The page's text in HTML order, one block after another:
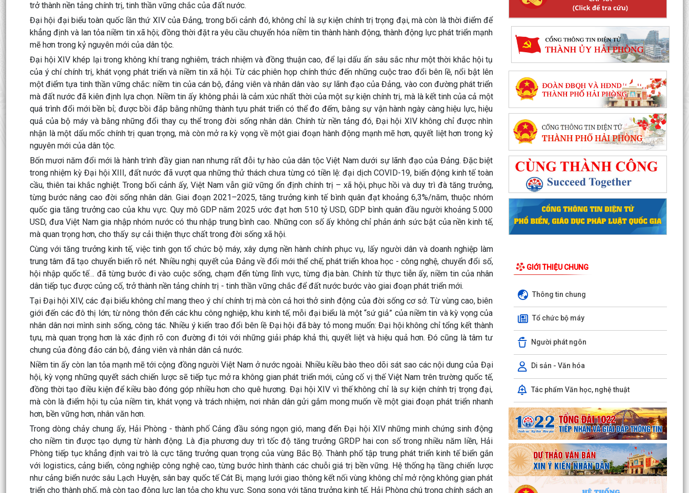
trở thành nền tảng chính trị, tinh thần vững chắc của đất nước.
Đại hội đại biểu toàn quốc lần thứ XIV của Đảng, trong bối cảnh đó, không chỉ là sự kiện chính trị trọng đại, mà còn là thời điểm để
khẳng định và lan tỏa niềm tin xã hội; đồng thời đặt ra yêu cầu chuyển hóa niềm tin thành hành động, thành động lực phát triển mạnh
mẽ hơn trong kỷ nguyên mới của dân tộc.
Đại hội XIV khép lại trong không khí trang nghiêm, trách nhiệm và đồng thuận cao, để lại dấu ấn sâu sắc như một thời khắc hội tụ
của ý chí chính trị, khát vọng phát triển và niềm tin xã hội. Từ các phiên họp chính thức đến những cuộc trao đổi bên lề, nổi bật lên
một điểm tựa tinh thần vững chắc: niềm tin của cán bộ, đảng viên và nhân dân vào sự lãnh đạo của Đảng, vào con đường phát triển
mà đất nước đã kiên định lựa chọn. Niềm tin ấy không phải là cảm xúc nhất thời của một sự kiện chính trị, mà là kết tinh của cả một
quá trình đổi mới bền bỉ; được bồi đắp bằng những thành tựu phát triển có thể đo đếm, bằng sự vận hành ngày càng hiệu lực, hiệu
quả của bộ máy và bằng những đổi thay cụ thể trong đời sống nhân dân. Chính từ nền tảng đó, Đại hội XIV không chỉ được nhìn
nhận là một dấu mốc chính trị quan trọng, mà còn mở ra kỳ vọng về một giai đoạn hành động mạnh mẽ hơn, quyết liệt hơn trong kỷ
nguyên mới của dân tộc.
Bốn mươi năm đổi mới là hành trình đầy gian nan nhưng rất đỗi tự hào của dân tộc Việt Nam dưới sự lãnh đạo của Đảng. Đặc biệt
trong nhiệm kỳ Đại hội XIII, đất nước đã vượt qua những thử thách chưa từng có tiền lệ: đại dịch COVID-19, biến động kinh tế toàn
cầu, thiên tai khắc nghiệt. Trong bối cảnh ấy, Việt Nam vẫn giữ vững ổn định chính trị – xã hội, phục hồi và duy trì đà tăng trưởng,
từng bước nâng cao đời sống nhân dân. Giai đoạn 2021–2025, tăng trưởng kinh tế bình quân đạt khoảng 6,3%/năm, thuộc nhóm
quốc gia tăng trưởng cao của khu vực. Quy mô GDP năm 2025 ước đạt hơn 510 tỷ USD, GDP bình quân đầu người khoảng 5.000
USD, đưa Việt Nam gia nhập nhóm nước có thu nhập trung bình cao. Những con số ấy không chỉ phản ánh sức bật của nền kinh tế,
mà quan trọng hơn, cho thấy sự cải thiện thực chất trong đời sống xã hội.
Cùng với tăng trưởng kinh tế, việc tinh gọn tổ chức bộ máy, xây dựng nền hành chính phục vụ, lấy người dân và doanh nghiệp làm
trung tâm đã tạo chuyển biến rõ nét. Nhiều nghị quyết của Đảng về đổi mới thể chế, phát triển khoa học - công nghệ, chuyển đổi số,
hội nhập quốc tế… đã từng bước đi vào cuộc sống, chạm đến từng lĩnh vực, từng địa bàn. Chính từ thực tiễn ấy, niềm tin của nhân
dân tiếp tục được củng cố, trở thành nền tảng chính trị - tinh thần vững chắc để đất nước bước vào giai đoạn phát triển mới.
Tại Đại hội XIV, các đại biểu không chỉ mang theo ý chí chính trị mà còn cả hơi thở sinh động của đời sống cơ sở. Từ vùng cao, biên
giới đến các đô thị lớn; từ nông thôn đến các khu công nghiệp, khu kinh tế, mỗi đại biểu là một “sứ giả” của niềm tin và kỳ vọng của
nhân dân nơi mình sinh sống, công tác. Nhiều ý kiến trao đổi bên lề Đại hội đã bày tỏ mong muốn: Đại hội không chỉ tổng kết thành
tựu, mà quan trọng hơn là xác định rõ con đường đi tới với những giải pháp khả thi, quyết liệt và hiệu quả hơn. Đó cũng là tâm tư
chung của đông đảo cán bộ, đảng viên và nhân dân cả nước.
Niềm tin ấy còn lan tỏa mạnh mẽ tới cộng đồng người Việt Nam ở nước ngoài. Nhiều kiều bào theo dõi sát sao các nội dung của Đại
hội, kỳ vọng những quyết sách chiến lược sẽ tiếp tục mở ra không gian phát triển mới, củng cố vị thế Việt Nam trên trường quốc tế,
đồng thời tạo điều kiện để kiều bào đóng góp nhiều hơn cho quê hương. Đại hội XIV vì thế không chỉ là sự kiện chính trị trọng đại,
mà còn là điểm hội tụ của niềm tin, khát vọng và trách nhiệm, nơi nhân dân gửi gắm mong muốn về một giai đoạn phát triển nhanh
hơn, bền vững hơn, nhân văn hơn.
Trong dòng chảy chung ấy, Hải Phòng - thành phố Cảng đầu sóng ngọn gió, mang đến Đại hội XIV những minh chứng sinh động
cho niềm tin được tạo dựng từ hành động. Là địa phương duy trì tốc độ tăng trưởng GRDP hai con số trong nhiều năm liền, Hải
Phòng tiếp tục khẳng định vai trò là cực tăng trưởng quan trọng của vùng Bắc Bộ. Thành phố tập trung phát triển kinh tế biển gắn
với logistics, cảng biển, công nghiệp công nghệ cao, từng bước hình thành các chuỗi giá trị bền vững. Hệ thống hạ tầng chiến lược
như cảng biển nước sâu Lạch Huyện, sân bay quốc tế Cát Bi, mạng lưới giao thông kết nối vùng không chỉ mở rộng không gian phát
triển cho thành phố, mà còn tạo động lực lan tỏa cho khu vực. Song song với tăng trưởng kinh tế, Hải Phòng chú trọng chính sách an
GIỚI THIỆU CHUNG
Thông tin chung
Tổ chức bộ máy
Người phát ngôn
Di sản - Văn hóa
Tác phẩm Văn học, nghệ thuật
Phường Hồng Bàng tổng kết và trao giải Cuộc
thi chính luận về bảo vệ nền tảng tư tưởng của
Đảng năm...
PHƯỜNG HỒNG BÀNG NÂNG CAO CHẤT LƯỢNG
SINH HOẠT CHI BỘ TỪ CƠ SỞ
Trường Tiểu học Đinh Tiên Hoàng (phường
Hồng Bàng) tăng kiến thức, kỹ năng phòng
chống đuối nước...
Phường Hồng Bàng tập huấn kiến thức về an